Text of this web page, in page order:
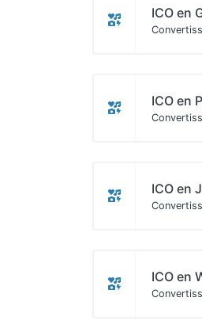
ICO en
ICO en
ICO en
ICO en